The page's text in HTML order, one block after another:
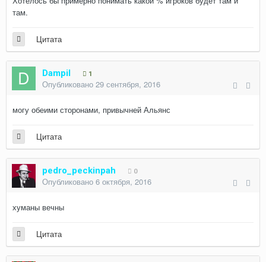
там.
Цитата
Dampil 1
Опубликовано 29 сентября, 2016
могу обеими сторонами, привычней Альянс
Цитата
pedro_peckinpah 0
Опубликовано 6 октября, 2016
хуманы вечны
Цитата